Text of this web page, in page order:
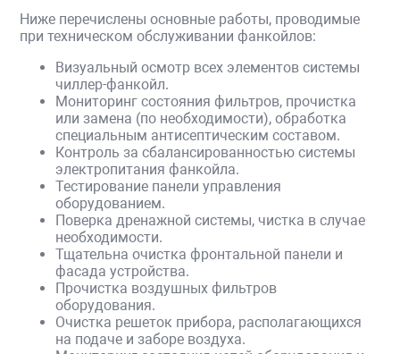
Ниже перечислены основные работы, проводимые
при техническом обслуживании фанкойлов:
Визуальный осмотр всех элементов системы
чиллер-фанкойл.
Мониторинг состояния фильтров, прочистка
или замена (по необходимости), обработка
специальным антисептическим составом.
Контроль за сбалансированностью системы
электропитания фанкойла.
Тестирование панели управления
оборудованием.
Поверка дренажной системы, чистка в случае
необходимости.
Тщательна очистка фронтальной панели и
фасада устройства.
Прочистка воздушных фильтров
оборудования.
Очистка решеток прибора, располагающихся
на подаче и заборе воздуха.